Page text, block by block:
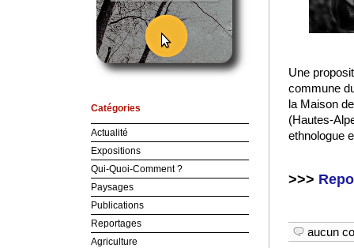
Une
commune
la Maison
(Hautes-
ethnologue
>>>
aucun
Catégories
Actualité
Expositions
Qui-Quoi-Comment ?
Paysages
Publications
Reportages
Agriculture